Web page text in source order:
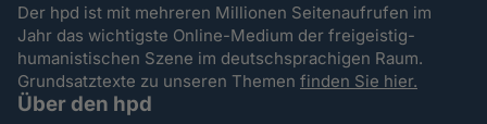
Der hpd ist mit mehreren Millionen Seitenaufrufen im
Jahr das wichtigste Online-Medium der freigeistig-
humanistischen Szene im deutschsprachigen Raum.
Grundsatztexte zu unseren Themenfinden Sie hier.
Über den hpd